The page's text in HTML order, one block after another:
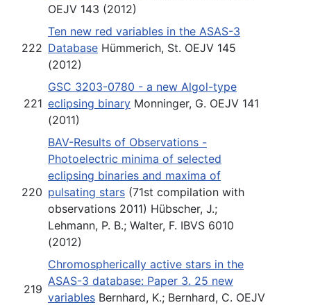
OEJV 143 (2012)
222
Ten new red variables in the ASAS-3
Database Hümmerich, St. OEJV 145
(2012)
221
GSC 3203-0780 - a new Algol-type
eclipsing binary Monninger, G. OEJV 141
(2011)
220
BAV-Results of Observations -
Photoelectric minima of selected
eclipsing binaries and maxima of
pulsating stars (71st compilation with
observations 2011) Hübscher, J.;
Lehmann, P. B.; Walter, F. IBVS 6010
(2012)
219
Chromospherically active stars in the
ASAS-3 database: Paper 3. 25 new
variables Bernhard, K.; Bernhard, C. OEJV